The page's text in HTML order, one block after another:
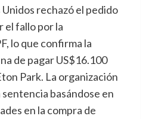
rechazó el pedido
el fallo por la
lo que confirma la
de pagar US$16.100
Park. La organización
basándose en
en la compra de